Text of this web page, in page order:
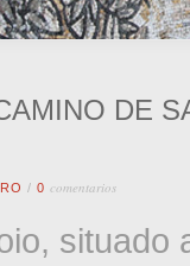
DE
/ 0 comentarios